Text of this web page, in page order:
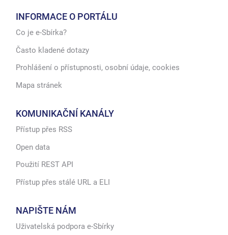
INFORMACE O PORTÁLU
Co je e-Sbírka?
Často kladené dotazy
Prohlášení o přístupnosti, osobní údaje, cookies
Mapa stránek
KOMUNIKAČNÍ KANÁLY
Přístup přes RSS
Open data
Použití REST API
Přístup přes stálé URL a ELI
NAPIŠTE NÁM
Uživatelská podpora e-Sbírky